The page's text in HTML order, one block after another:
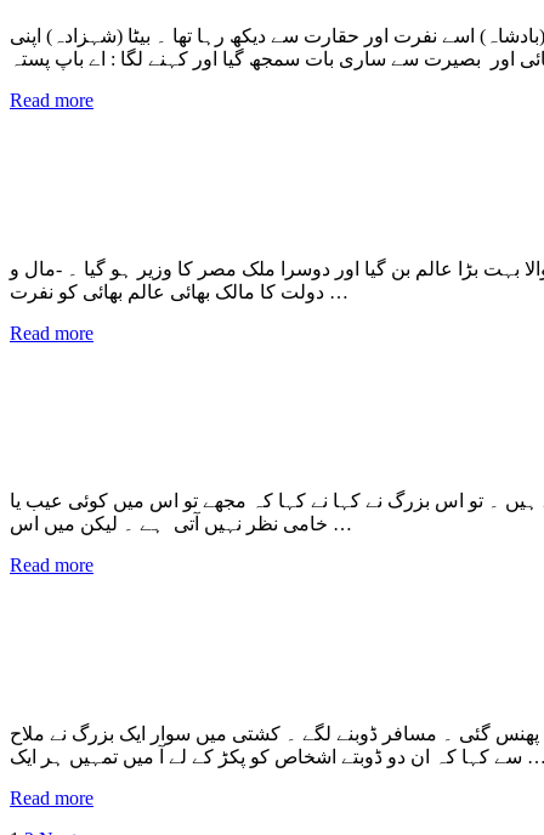
اسے نفرت اور حقارت سے دیکھ رہا تھا ۔ بیٹا (شہزادہ) اپنی
Read more
بہت بڑا عالم بن گیا اور دوسرا ملک مصر کا وزیر ہو گیا ۔ -مال و
دولت کا مالک بھائی عالم بھائی کو نفرت …
Read more
۔ تو اس بزرگ نے کہا نے کہا کہ مجھے تو اس میں کوئی عیب یا
خامی نظر نہیں آتی ہے ۔ لیکن میں اس …
Read more
گئی ۔ مسافر ڈوبنے لگے ۔ کشتی میں سوار ایک بزرگ نے ملاح
سے کہا کہ ان دو ڈوبتے اشخاص کو پکڑ کے لے آ میں تمہیں ہر ایک …
Read more